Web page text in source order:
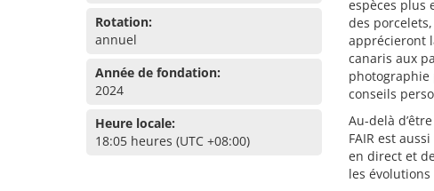
Rotation:
annuel
Année de fondation:
2024
Heure locale:
18:05 heures (UTC +08:00)
espèces plus
des
apprécieront
canaris aux
photographie
conseils
Au-delà
FAIR est
en direct et
les